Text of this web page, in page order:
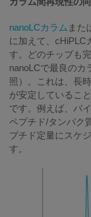
nanoLCカラム また
に加えて、cHiPLC
す。どのチップも
nanoLCで最良のカ
照）。これは、長
が安定しているこ
です。例えば、バ
ペプチド/タンパク
プチド定量にスケ
す。